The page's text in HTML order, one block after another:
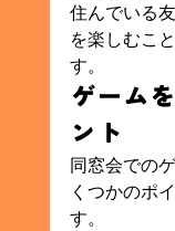
住んでいる
を楽しむこ
す。
ゲーム
ント
同窓会での
くつかのポ
す。